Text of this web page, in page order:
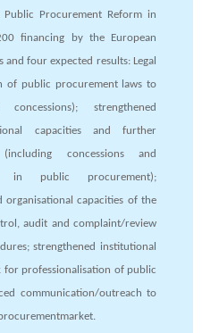
Procurement Reform in
financing by the European
four expected results: Legal
of public procurement laws to
strengthened
capacities and further
concessions and
in public procurement);
capacities of the
audit and complaint/review
strengthened institutional
professionalisation of public
communication/outreach to